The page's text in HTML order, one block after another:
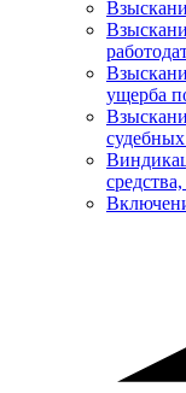
ущерба